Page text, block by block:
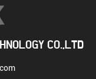
CO.,LTD